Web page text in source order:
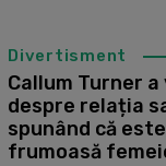
Divertisment
Callum Turner
despre relația
spunând că
frumoasă